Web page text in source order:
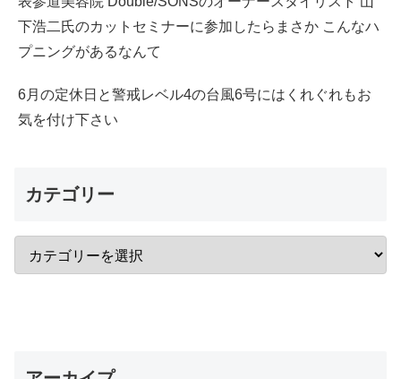
下浩二氏のカットセミナーに参加したらまさか こんなハ
プニングがあるなんて
6月の定休日と警戒レベル4の台風6号にはくれぐれもお
気を付け下さい
カテゴリー